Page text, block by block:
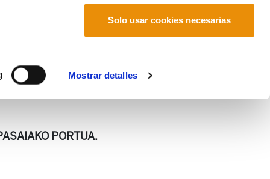
Mostrar detalles
Solo usar cookies necesarias
PORTUA.